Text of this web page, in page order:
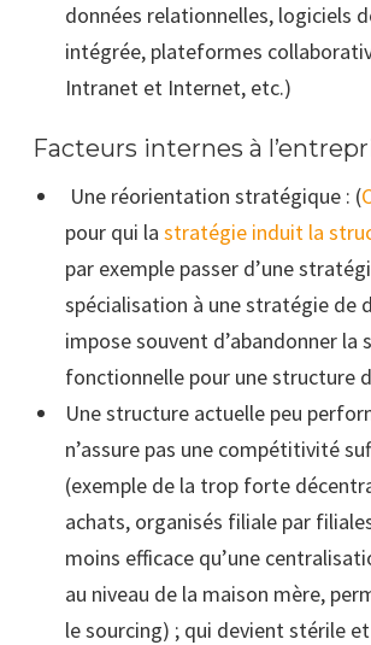
données relationnelles, logiciels
intégrée, plateformes
Intranet et Internet, etc.)
Facteurs internes à
Une réorientation stratégique : (
pour qui la stratégie induit la
par exemple passer d’une
spécialisation à une stratégie de
impose souvent d’abandonner la
fonctionnelle pour une structure
Une structure actuelle peu
n’assure pas une compétitivité
(exemple de la trop forte
achats, organisés filiale par
moins efficace qu’une
au niveau de la maison mère,
le sourcing) ; qui devient stérile